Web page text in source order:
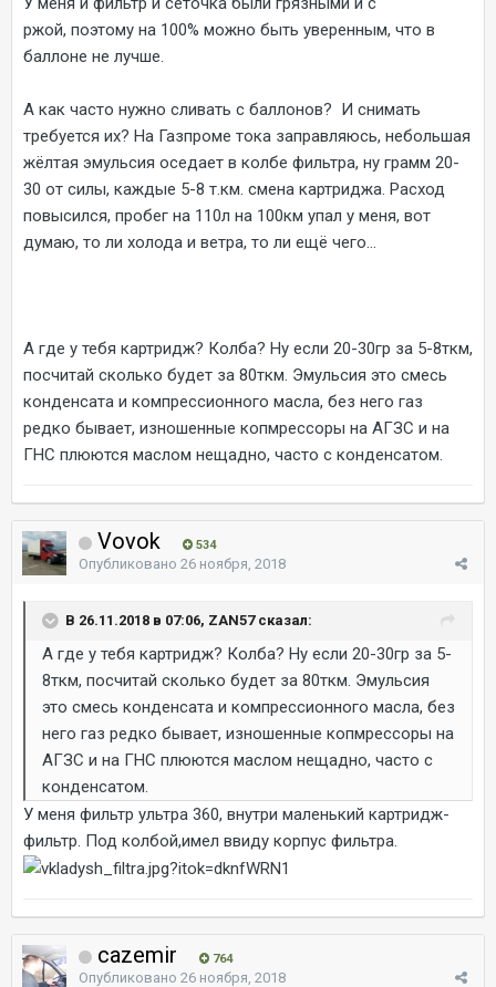
ржой, поэтому на 100% можно быть уверенным, что в
баллоне не лучше.
А как часто нужно сливать с баллонов? И снимать
требуется их? На Газпроме тока заправляюсь, небольшая
жёлтая эмульсия оседает в колбе фильтра, ну грамм 20-
30 от силы, каждые 5-8 т.км. смена картриджа. Расход
повысился, пробег на 110л на 100км упал у меня, вот
думаю, то ли холода и ветра, то ли ещё чего...
А где у тебя картридж? Колба? Ну если 20-30гр за 5-8ткм,
посчитай сколько будет за 80ткм. Эмульсия это смесь
конденсата и компрессионного масла, без него газ
редко бывает, изношенные копмрессоры на АГЗС и на
ГНС плюются маслом нещадно, часто с конденсатом.
Vovok 534
Опубликовано 26 ноября, 2018
В 26.11.2018 в 07:06, ZAN57 сказал:
А где у тебя картридж? Колба? Ну если 20-30гр за 5-
8ткм, посчитай сколько будет за 80ткм. Эмульсия
это смесь конденсата и компрессионного масла, без
него газ редко бывает, изношенные копмрессоры на
АГЗС и на ГНС плюются маслом нещадно, часто с
конденсатом.
У меня фильтр ультра 360, внутри маленький картридж-
фильтр. Под колбой,имел ввиду корпус фильтра.
cazemir 764
Опубликовано 26 ноября, 2018